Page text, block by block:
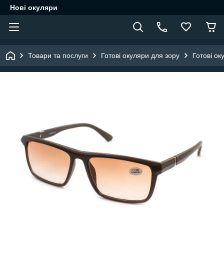
Нові окуляри
Товари та послуги Готові окуляри для зору Готові